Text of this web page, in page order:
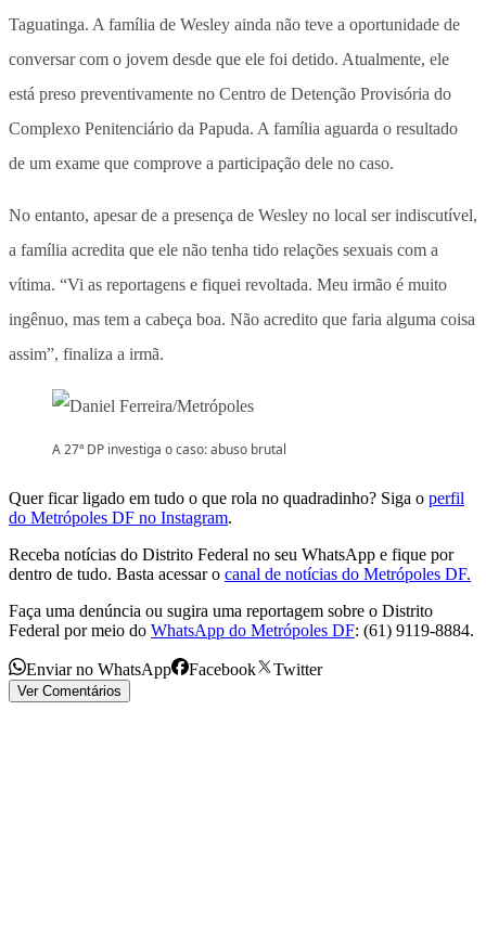
Taguatinga. A família de Wesley ainda não teve a oportunidade de
conversar com o jovem desde que ele foi detido. Atualmente, ele
está preso preventivamente no Centro de Detenção Provisória do
Complexo Penitenciário da Papuda. A família aguarda o resultado
de um exame que comprove a participação dele no caso.
No entanto, apesar de a presença de Wesley no local ser indiscutível,
a família acredita que ele não tenha tido relações sexuais com a
vítima. “Vi as reportagens e fiquei revoltada. Meu irmão é muito
ingênuo, mas tem a cabeça boa. Não acredito que faria alguma coisa
assim”, finaliza a irmã.
A 27ª DP investiga o caso: abuso brutal
Quer ficar ligado em tudo o que rola no quadradinho? Siga o perfil
do Metrópoles DF no Instagram.
Receba notícias do Distrito Federal no seu WhatsApp e fique por
dentro de tudo. Basta acessar o canal de notícias do Metrópoles DF.
Faça uma denúncia ou sugira uma reportagem sobre o Distrito
Federal por meio do WhatsApp do Metrópoles DF: (61) 9119-8884.
Enviar no WhatsApp Facebook Twitter
Ver Comentários